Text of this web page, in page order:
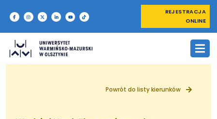
REJESTRACJA
ONLINE
Powrót do listy kierunków